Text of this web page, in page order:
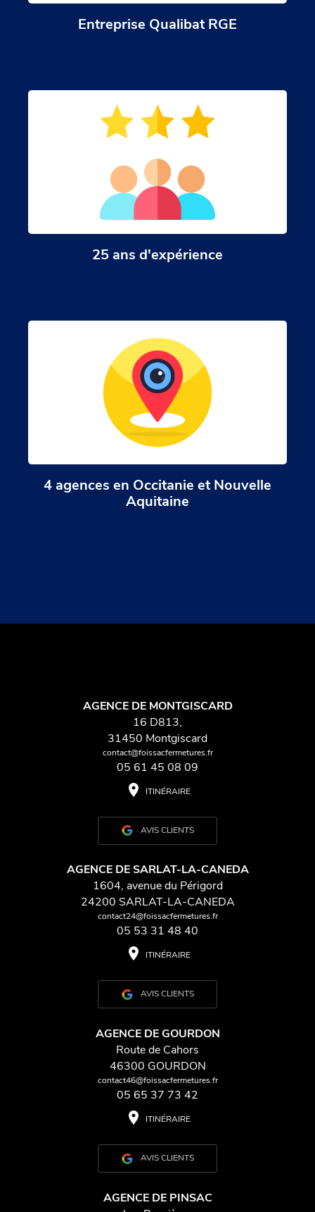
Entreprise Qualibat RGE
25 ans d'expérience
4 agences en Occitanie et Nouvelle
Aquitaine
AGENCE DE MONTGISCARD
16 D813,
31450 Montgiscard
contact@foissacfermetures.fr
05 61 45 08 09
place ITINÉRAIRE
AVIS CLIENTS
AGENCE DE SARLAT-LA-CANEDA
1604, avenue du Périgord
24200 SARLAT-LA-CANEDA
contact24@foissacfermetures.fr
05 53 31 48 40
place ITINÉRAIRE
AVIS CLIENTS
AGENCE DE GOURDON
Route de Cahors
46300 GOURDON
contact46@foissacfermetures.fr
05 65 37 73 42
place ITINÉRAIRE
AVIS CLIENTS
AGENCE DE PINSAC